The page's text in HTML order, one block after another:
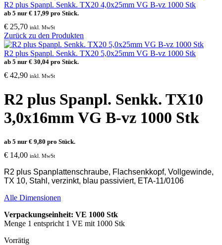
R2 plus Spanpl. Senkk. TX20 4,0x25mm VG B-vz 1000 Stk
ab 5 nur € 17,99 pro Stück.
€ 25,70 inkl. MwSt
Zurück zu den Produkten
R2 plus Spanpl. Senkk. TX20 5,0x25mm VG B-vz 1000 Stk
ab 5 nur € 30,04 pro Stück.
€ 42,90 inkl. MwSt
R2 plus Spanpl. Senkk. TX10
3,0x16mm VG B-vz 1000 Stk
ab 5 nur € 9,80 pro Stück.
€ 14,00 inkl. MwSt
R2 plus Spanplattenschraube, Flachsenkkopf, Vollgewinde,
TX 10, Stahl, verzinkt, blau passiviert, ETA-11/0106
Alle Dimensionen
Verpackungseinheit: VE 1000 Stk
Menge 1 entspricht 1 VE mit 1000 Stk
Vorrätig